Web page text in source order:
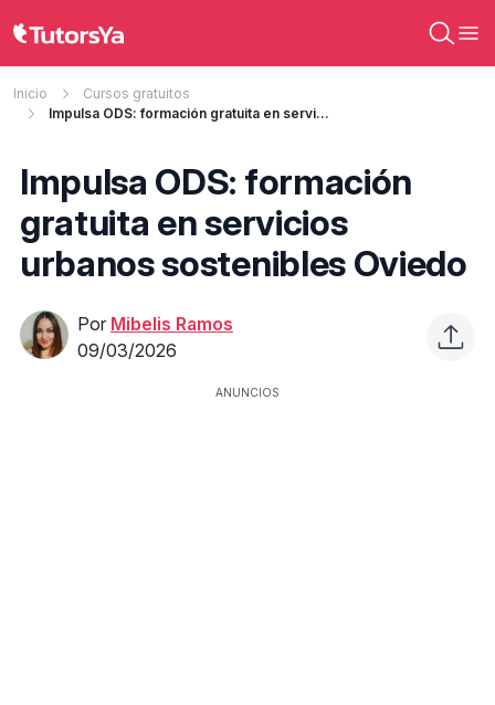
Inicio
Cursos gratuitos
Impulsa ODS: formación gratuita en servicios urbanos sostenibles Oviedo
Impulsa ODS: formación
gratuita en servicios
urbanos sostenibles Oviedo
Por Mibelis Ramos
09/03/2026
ANUNCIOS